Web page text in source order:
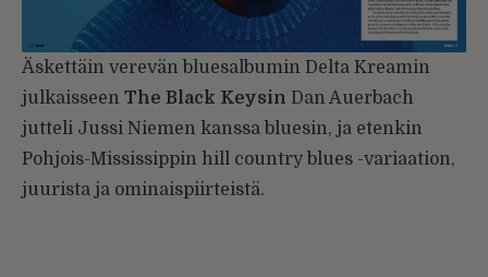
Äskettäin verevän bluesalbumin Delta Kreamin
julkaisseen The Black Keysin Dan Auerbach
jutteli Jussi Niemen kanssa bluesin, ja etenkin
Pohjois-Mississippin hill country blues -variaation,
juurista ja ominaispiirteistä.